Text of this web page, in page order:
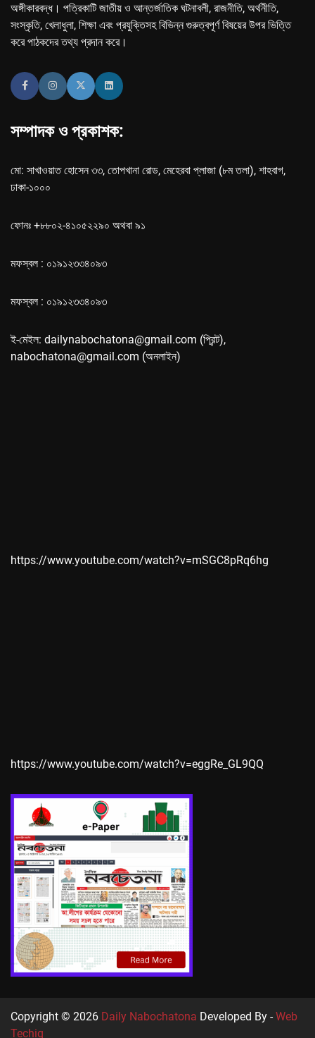
অঙ্গীকারবদ্ধ। পত্রিকাটি জাতীয় ও আন্তর্জাতিক ঘটনাবলী, রাজনীতি, অর্থনীতি,
সংস্কৃতি, খেলাধুলা, শিক্ষা এবং প্রযুক্তিসহ বিভিন্ন গুরুত্বপূর্ণ বিষয়ের উপর ভিত্তি
করে পাঠকদের তথ্য প্রদান করে।
সম্পাদক ও প্রকাশক:
মো: সাখাওয়াত হোসেন ৩৩, তোপখানা রোড, মেহেরবা প্লাজা (৮ম তলা), শাহবাগ,
ঢাকা-১০০০
ফোনঃ +৮৮০২-৪১০৫২২৯০ অথবা ৯১
মফস্বল : ০১৯১২৩৩৪০৯৩
মফস্বল : ০১৯১২৩৩৪০৯৩
ই-মেইল: dailynabochatona@gmail.com (প্রিন্ট),
nabochatona@gmail.com (অনলাইন)
https://www.youtube.com/watch?v=mSGC8pRq6hg
https://www.youtube.com/watch?v=eggRe_GL9QQ
Copyright © 2026 Daily Nabochatona Developed By -Web
Techiq